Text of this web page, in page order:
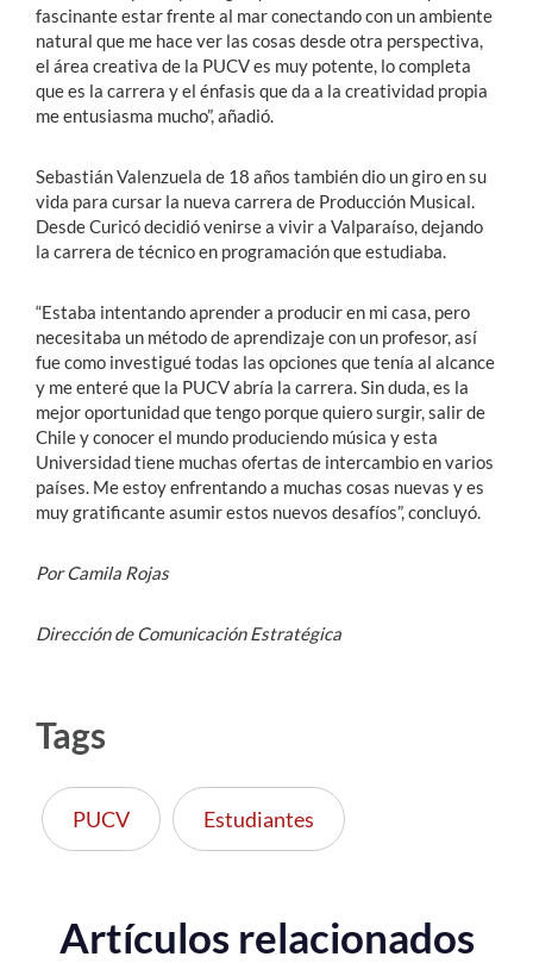
fascinante estar frente al mar conectando con un ambiente
natural que me hace ver las cosas desde otra perspectiva,
el área creativa de la PUCV es muy potente, lo completa
que es la carrera y el énfasis que da a la creatividad propia
me entusiasma mucho”, añadió.
Sebastián Valenzuela de 18 años también dio un giro en su
vida para cursar la nueva carrera de Producción Musical.
Desde Curicó decidió venirse a vivir a Valparaíso, dejando
la carrera de técnico en programación que estudiaba.
“Estaba intentando aprender a producir en mi casa, pero
necesitaba un método de aprendizaje con un profesor, así
fue como investigué todas las opciones que tenía al alcance
y me enteré que la PUCV abría la carrera. Sin duda, es la
mejor oportunidad que tengo porque quiero surgir, salir de
Chile y conocer el mundo produciendo música y esta
Universidad tiene muchas ofertas de intercambio en varios
países. Me estoy enfrentando a muchas cosas nuevas y es
muy gratificante asumir estos nuevos desafíos”, concluyó.
Por Camila Rojas
Dirección de Comunicación Estratégica
Tags
PUCV Estudiantes
Artículos relacionados